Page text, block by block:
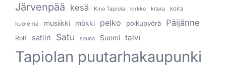
Järvenpää kesä Kino Tapiola kirkko kitara koira
kuolema musiikki mökki pelko polkupyörä Päijänne
Rolf satiiri Satu sauna Suomi talvi
Tapiolan puutarhakaupunki